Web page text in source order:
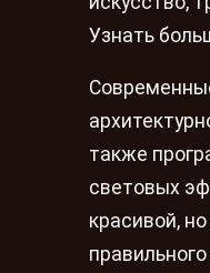
Узнать
также
световых
красивой,